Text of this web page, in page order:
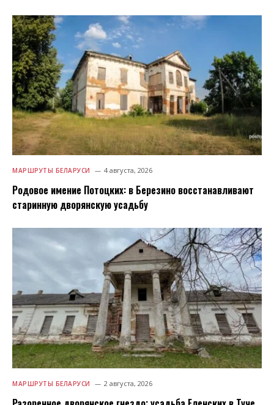
МАРШРУТЫ БЕЛАРУСИ 4 августа, 2026
Родовое имение Потоцких: в Березино восстанавливают
старинную дворянскую усадьбу
МАРШРУТЫ БЕЛАРУСИ 2 августа, 2026